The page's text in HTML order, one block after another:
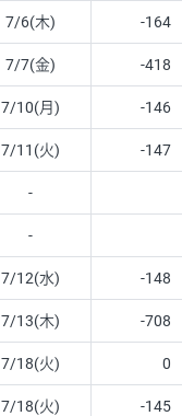
7/6(木) -164
7/7(金) -418
7/10(月) -146
7/11(火) -147
-
-
7/12(水) -148
7/13(木) -708
7/18(火) 0
7/18(火) -145